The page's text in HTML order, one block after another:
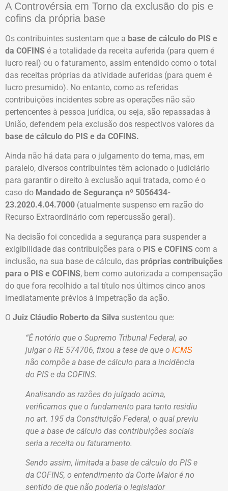
A Controvérsia em Torno da exclusão do pis e
cofins da própria base
Os contribuintes sustentam que a base de cálculo do PIS e
da COFINS é a totalidade da receita auferida (para quem é
lucro real) ou o faturamento, assim entendido como o total
das receitas próprias da atividade auferidas (para quem é
lucro presumido). No entanto, como as referidas
contribuições incidentes sobre as operações não são
pertencentes à pessoa jurídica, ou seja, são repassadas à
União, defendem pela exclusão dos respectivos valores da
base de cálculo do PIS e da COFINS.
Ainda não há data para o julgamento do tema, mas, em
paralelo, diversos contribuintes têm acionado o judiciário
para garantir o direito à exclusão aqui tratada, como é o
caso do Mandado de Segurança nº 5056434-
23.2020.4.04.7000 (atualmente suspenso em razão do
Recurso Extraordinário com repercussão geral).
Na decisão foi concedida a segurança para suspender a
exigibilidade das contribuições para o PIS e COFINS com a
inclusão, na sua base de cálculo, das próprias contribuições
para o PIS e COFINS, bem como autorizada a compensação
do que fora recolhido a tal título nos últimos cinco anos
imediatamente prévios à impetração da ação.
O Juiz Cláudio Roberto da Silva sustentou que:
“É notório que o Supremo Tribunal Federal, ao
julgar o RE 574706, fixou a tese de que o ICMS
não compõe a base de cálculo para a incidência
do PIS e da COFINS.
Analisando as razões do julgado acima,
verificamos que o fundamento para tanto residiu
no art. 195 da Constituição Federal, o qual previu
que a base de cálculo das contribuições sociais
seria a receita ou faturamento.
Sendo assim, limitada a base de cálculo do PIS e
da COFINS, o entendimento da Corte Maior é no
sentido de que não poderia o legislador